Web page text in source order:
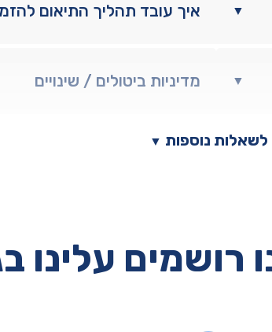
▼ איך עובד תהליך התיאום
▼ מדיניות ביטולים / שינויים
▼ לשאלות נוספות
רושמים עלינו